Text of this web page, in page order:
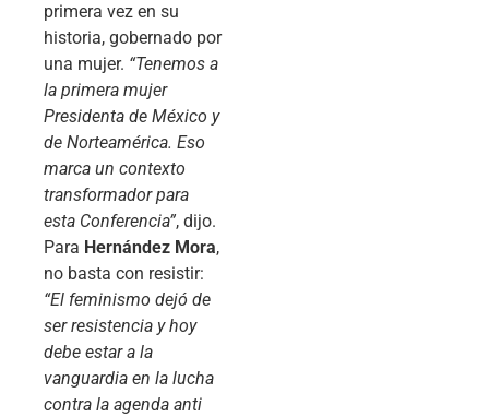
primera vez en su
historia, gobernado por
una mujer. “Tenemos a
la primera mujer
Presidenta de México y
de Norteamérica. Eso
marca un contexto
transformador para
esta Conferencia”, dijo.
Para Hernández Mora,
no basta con resistir:
“El feminismo dejó de
ser resistencia y hoy
debe estar a la
vanguardia en la lucha
contra la agenda anti